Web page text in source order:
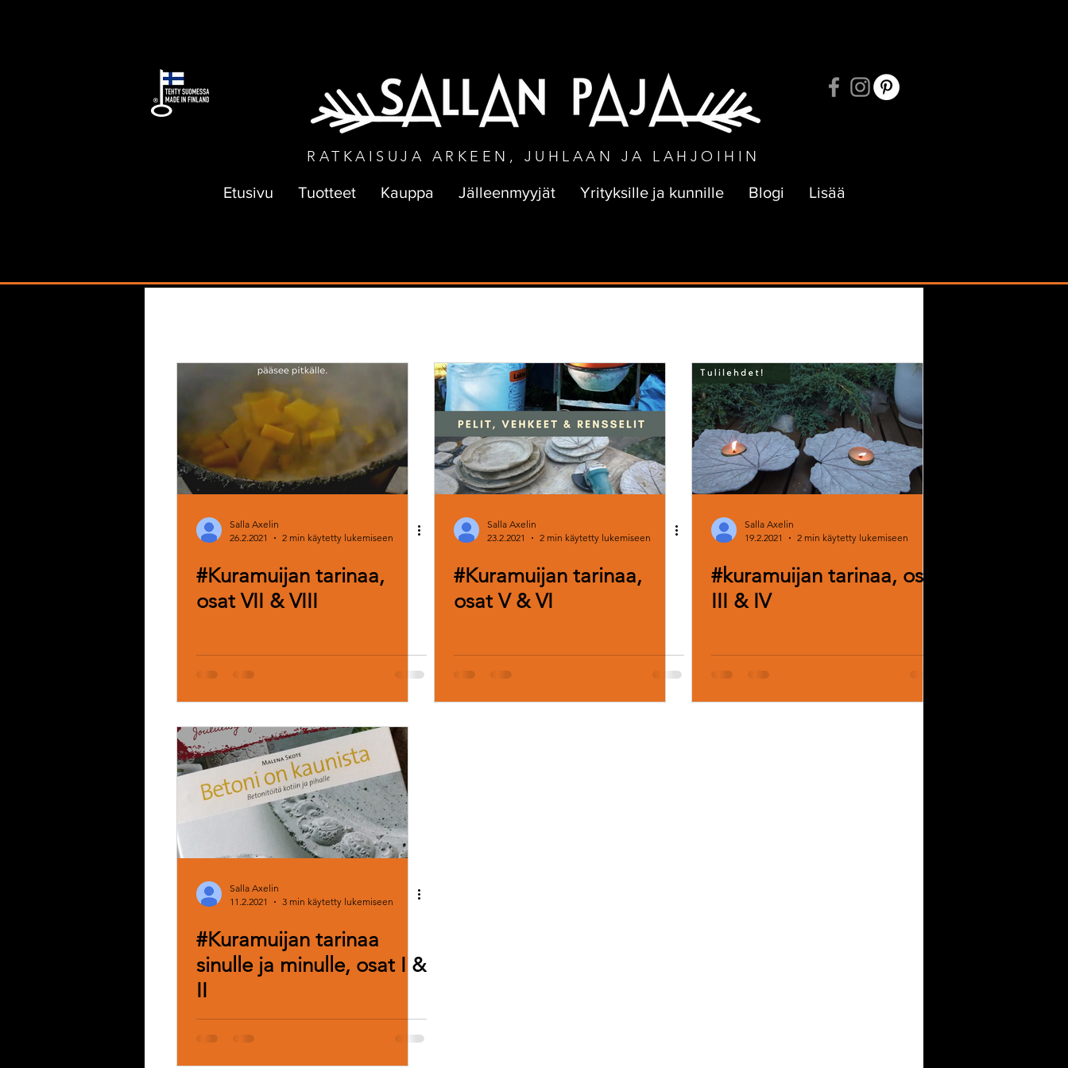
RATKAISUJA ARKEEN, JUHLAAN JA LAHJOIHIN
Etusivu Tuotteet Kauppa Jälleenmyyjät Yrityksille ja kunnille Blogi Lisää
Tulilehti Yrittäjä vapaalla Hyvinvointi Yhteistyö Arvot Pajailta
Uutuustuote Tuotekehitys kouluttaminen Osaaminen Tavoitteet Pajailta Risutyöt Askellehti
Salla Axelin
26.2.2021
2 min käytetty lukemiseen
#Kuramuijan tarinaa,
osat VII & VIII
Salla Axelin
23.2.2021
2 min käytetty lukemiseen
#Kuramuijan tarinaa,
osat V & VI
Salla Axelin
19.2.2021
2 min käytetty lukemiseen
#kuramuijan tarinaa, osat
III & IV
Salla Axelin
11.2.2021
3 min käytetty lukemiseen
#Kuramuijan tarinaa
sinulle ja minulle, osat I &
II